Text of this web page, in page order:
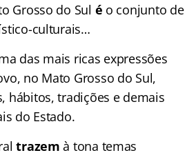
Grosso do Sul é o conjunto de
culturais…
das mais ricas expressões
no Mato Grosso do Sul,
hábitos, tradições e demais
do Estado.
trazem à tona temas